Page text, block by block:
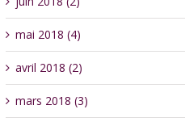
mai 2018 (4)
avril 2018 (2)
mars 2018 (3)